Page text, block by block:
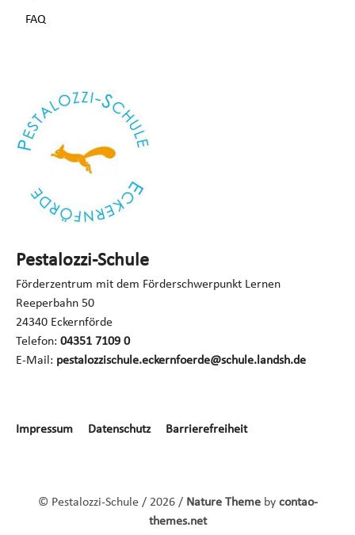
FAQ
Pestalozzi-Schule
Förderzentrum mit dem Förderschwerpunkt Lernen
Reeperbahn 50
24340 Eckernförde
Telefon: 04351 7109 0
E-Mail: pestalozzischule.eckernfoerde@schule.landsh.de
überspringen
Impressum Datenschutz Barrierefreiheit
© Pestalozzi-Schule / 2026 / Nature Themeby contao-
themes.net